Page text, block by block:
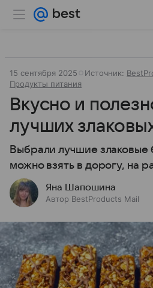
15 сентября 2025 Источник:
Продукты питания
Вкусно и
лучших
Выбрали лучшие злаковые
можно взять в дорогу, на
Яна Шапошина
Автор BestProducts Mail